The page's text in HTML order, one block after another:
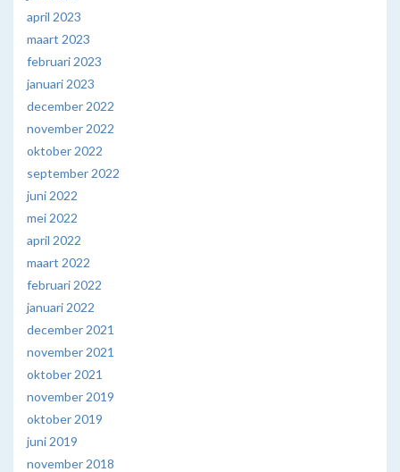
april 2023
maart 2023
februari 2023
januari 2023
december 2022
november 2022
oktober 2022
september 2022
juni 2022
mei 2022
april 2022
maart 2022
februari 2022
januari 2022
december 2021
november 2021
oktober 2021
november 2019
oktober 2019
juni 2019
november 2018